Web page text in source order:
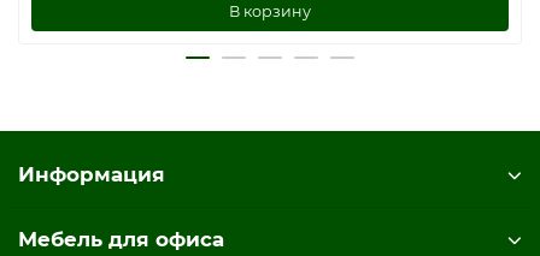
В корзину
Информация
Мебель для офиса